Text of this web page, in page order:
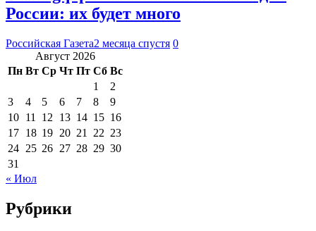
России: их будет много
Российская Газета2 месяца спустя 0
Август 2026
Пн Вт Ср Чт Пт Сб Вс
1
2
3
4 5 6 7 8
9
10 11 12 13 14 15 16
17 18 19 20 21 22 23
24 25 26 27 28 29 30
31
« Июл
Рубрики